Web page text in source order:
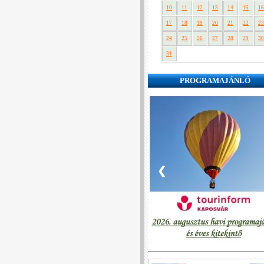
10 11 12 13 14 15 16
17 18 19 20 21 22 23
24 25 26 27 28 29 30
31
PROGRAMAJÁNLÓ
❮